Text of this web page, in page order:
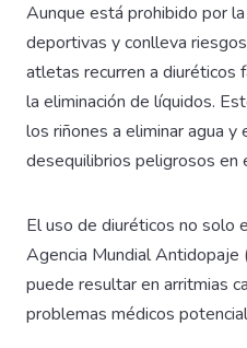
Aunque está prohibido por
deportivas y conlleva
atletas recurren a diuréticos
la eliminación de líquidos.
los riñones a eliminar agua
desequilibrios peligrosos en
El uso de diuréticos no solo
Agencia Mundial
puede resultar en arritmias
problemas médicos